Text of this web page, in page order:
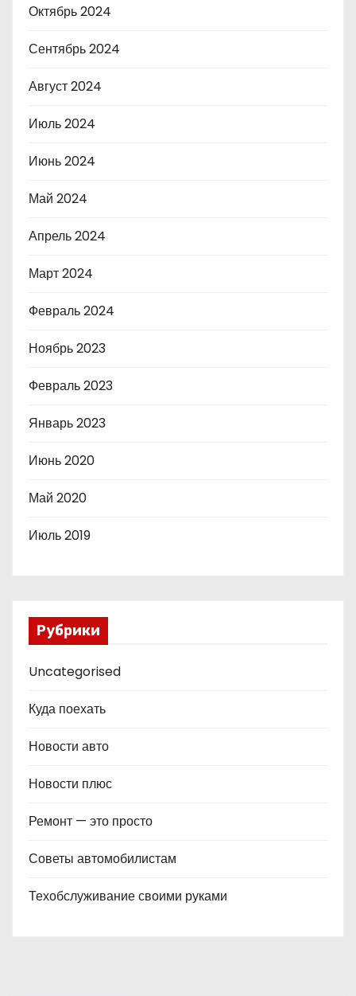
Октябрь 2024
Сентябрь 2024
Август 2024
Июль 2024
Июнь 2024
Май 2024
Апрель 2024
Март 2024
Февраль 2024
Ноябрь 2023
Февраль 2023
Январь 2023
Июнь 2020
Май 2020
Июль 2019
Рубрики
Uncategorised
Куда поехать
Новости авто
Новости плюс
Ремонт — это просто
Советы автомобилистам
Техобслуживание своими руками